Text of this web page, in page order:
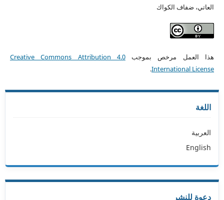
العاتي، ضفاف الكواك
هذا العمل مرخص بموجبCreative Commons Attribution 4.0
International License
.
اللغة
العربية
English
دعوة للنشر